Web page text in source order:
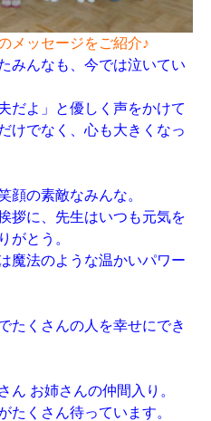
メッセージをご紹介♪
みんなも、今では泣いてい
よ」と優しく声をかけて
でなく、心も大きくなっ
の素敵なみんな。
に、先生はいつも元気を
とう。
法のような温かいパワー
たくさんの人を幸せにでき
お姉さんの仲間入り。
くさん待っています。